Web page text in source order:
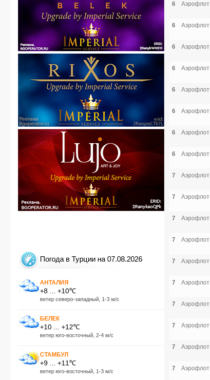
Погода в Турции на 07.08.2026
АНТАЛИЯ
+8 ... +10℃
ветер северо-западный, 1-3 м/с
БЕЛЕК
+10 ... +12℃
ветер юго-восточный, 2-4 м/с
СТАМБУЛ
+9 ... +11℃
ветер юго-восточный, 1-3 м/с
6 Аэрофлот
6 Аэрофлот
6 Аэрофлот
6 Аэрофлот
6 Аэрофлот
6 Аэрофлот
6 Аэрофлот
6 Аэрофлот
7 Аэрофлот
7 Аэрофлот
7 Аэрофлот
7 Аэрофлот
7 Аэрофлот
7 Аэрофлот
7 Аэрофлот
7 Аэрофлот
7 Аэрофлот
7 Аэрофлот